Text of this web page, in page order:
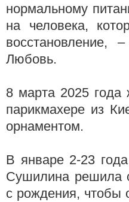
нормальному
на человека,
восстановление,
Любовь.
8 марта 2025
парикмахере из
орнаментом.
В январе 2-23
Сушилина решила
с рождения, чтобы